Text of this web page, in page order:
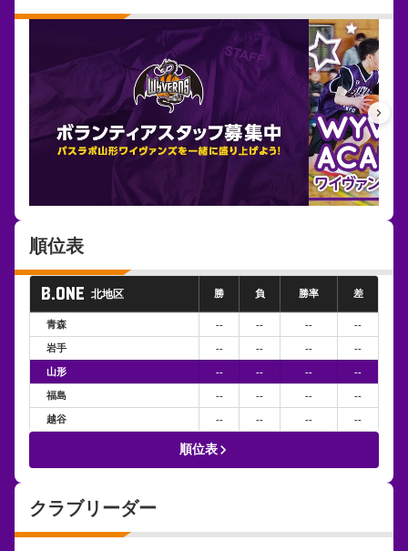
keyboard_arrow_right
順位表
B.ONE 北地区 勝 負 勝率 差
青森 -- -- -- --
岩手 -- -- -- --
山形 -- -- -- --
福島 -- -- -- --
越谷 -- -- -- --
順位表keyboard_arrow_right
クラブリーダー